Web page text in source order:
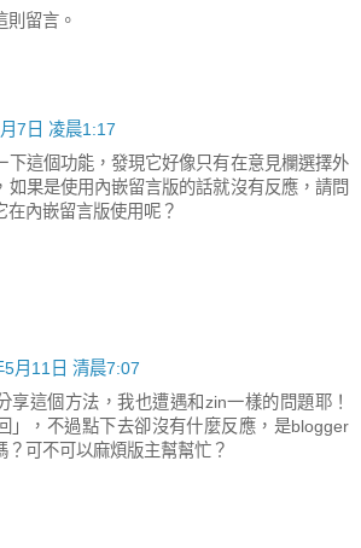
則留言。
7日 凌晨1:17
下這個功能，發現它好像只有在意見欄選擇外
如果是使用內嵌留言版的話就沒有反應，請問
在內嵌留言版使用呢？
5月11日 清晨7:07
享這個方法，我也遭遇和zin一樣的問題耶！
」，不過點下去卻沒有什麼反應，是blogger
？可不可以麻煩版主幫幫忙？